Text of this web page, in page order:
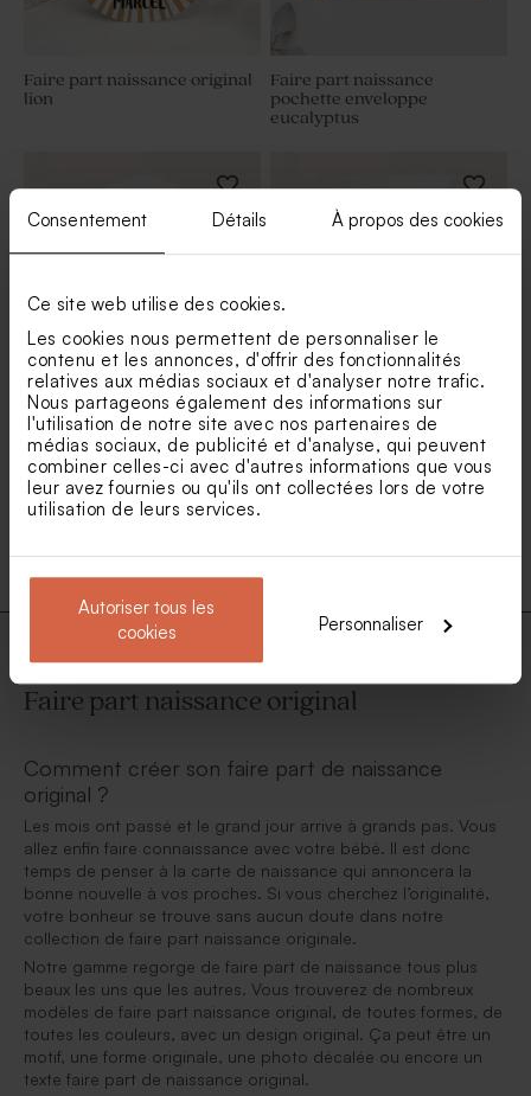
Consentement Détails À propos des cookies
Ce site web utilise des cookies.
Les cookies nous permettent de personnaliser le
contenu et les annonces, d'offrir des fonctionnalités
relatives aux médias sociaux et d'analyser notre trafic.
Nous partageons également des informations sur
l'utilisation de notre site avec nos partenaires de
médias sociaux, de publicité et d'analyse, qui peuvent
combiner celles-ci avec d'autres informations que vous
leur avez fournies ou qu'ils ont collectées lors de votre
utilisation de leurs services.
Autoriser tous les
cookies
Personnaliser
Faire part naissance original
lion
Faire part naissance
pochette enveloppe
eucalyptus
Faire part naissance ovale
jouets enfantins colorés
Faire part naissance original
avec dorure
1 2 3
Faire part naissance original
Comment créer son faire part de naissance
original ?
Les mois ont passé et le grand jour arrive à grands pas. Vous
allez enfin faire connaissance avec votre bébé. Il est donc
temps de penser à la carte de naissance qui annoncera la
bonne nouvelle à vos proches. Si vous cherchez l’originalité,
votre bonheur se trouve sans aucun doute dans notre
collection de faire part naissance originale.
Notre gamme regorge de faire part de naissance tous plus
beaux les uns que les autres. Vous trouverez de nombreux
modèles de faire part naissance original, de toutes formes, de
toutes les couleurs, avec un design original. Ça peut être un
motif, une forme originale, une photo décalée ou encore un
texte faire part de naissance original.